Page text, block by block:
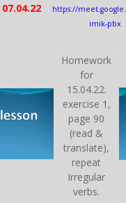
07.04.22
https://
imik-pbx
Homework
for
15.04.22:
exercise 1,
page 90
(read &
translate),
repeat
Irregular
verbs.